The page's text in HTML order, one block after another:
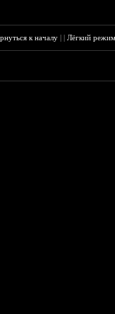
к началу ||Лёгкий